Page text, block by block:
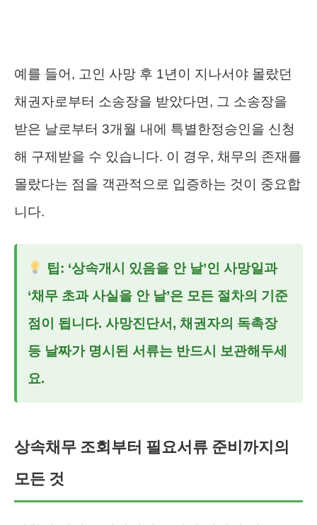
예를 들어, 고인 사망 후 1년이 지나서야 몰랐던
채권자로부터 소송장을 받았다면, 그 소송장을
받은 날로부터 3개월 내에 특별한정승인을 신청
해 구제받을 수 있습니다. 이 경우, 채무의 존재를
몰랐다는 점을 객관적으로 입증하는 것이 중요합
니다.
팁: ‘상속개시 있음을 안 날’인 사망일과
‘채무 초과 사실을 안 날’은 모든 절차의 기준
점이 됩니다. 사망진단서, 채권자의 독촉장
등 날짜가 명시된 서류는 반드시 보관해두세
요.
상속채무 조회부터 필요서류 준비까지의
모든 것